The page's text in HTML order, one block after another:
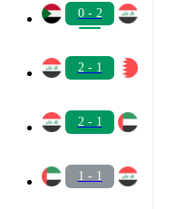
0 - 2
2 - 1
2 - 1
1 - 1